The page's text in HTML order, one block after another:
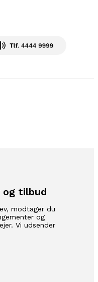
og tilbud
modtager du
og
Vi udsender